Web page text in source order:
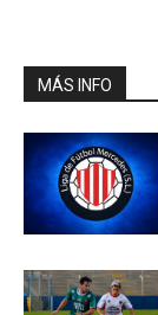
MÁS INFO